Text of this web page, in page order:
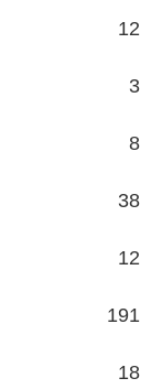
12
3
8
38
12
191
18